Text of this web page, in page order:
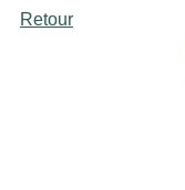
Retour